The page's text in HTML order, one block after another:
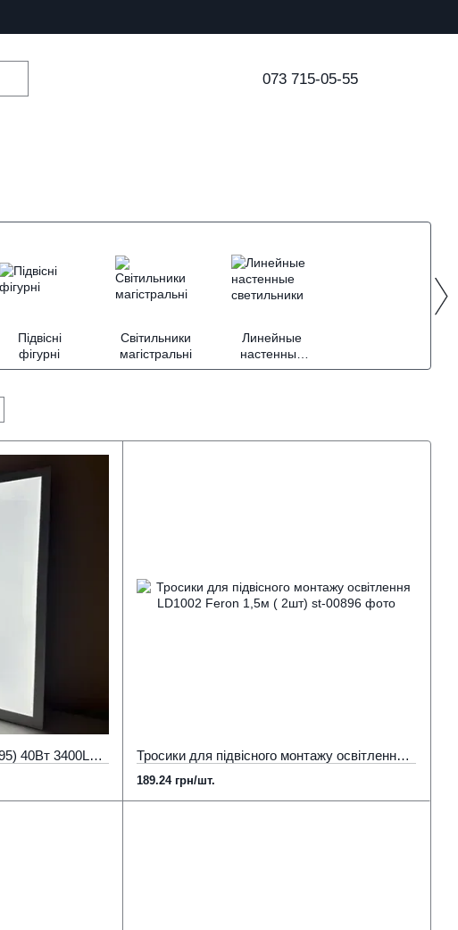
073 715-05-55
Підвісні
фігурні
Світильники
магістральні
Линейные
настенные
светильники
Лед панель 600х600 (595х595) 40Вт 3400Lm 6000К холодне світло Тросики для підвісного монтажу освітлення LD1002 Feron 1,5м ( 2шт)
189.24 грн/шт.